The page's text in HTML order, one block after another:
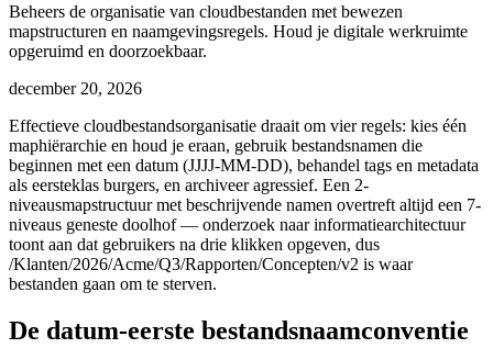
Beheers de organisatie van cloudbestanden met bewezen
mapstructuren en naamgevingsregels. Houd je digitale werkruimte
opgeruimd en doorzoekbaar.
december 20, 2026
Effectieve cloudbestandsorganisatie draait om vier regels: kies één
maphiërarchie en houd je eraan, gebruik bestandsnamen die
beginnen met een datum (JJJJ-MM-DD), behandel tags en metadata
als eersteklas burgers, en archiveer agressief. Een 2-
niveausmapstructuur met beschrijvende namen overtreft altijd een 7-
niveaus geneste doolhof — onderzoek naar informatiearchitectuur
toont aan dat gebruikers na drie klikken opgeven, dus
/Klanten/2026/Acme/Q3/Rapporten/Concepten/v2 is waar
bestanden gaan om te sterven.
De datum-eerste bestandsnaamconventie